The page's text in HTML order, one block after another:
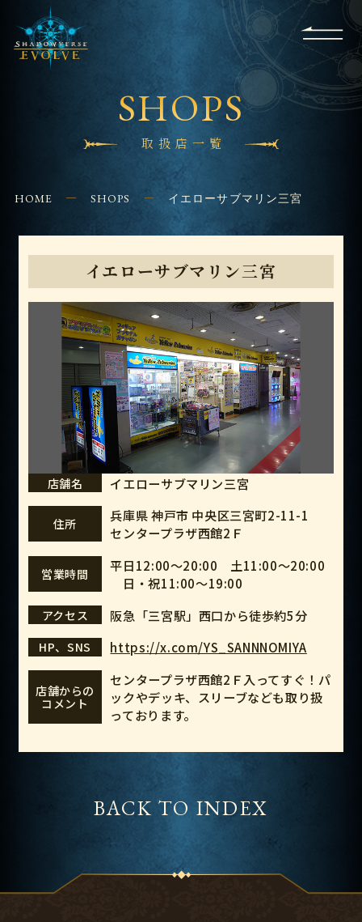
Q&A
BEGINNERS
APPLICATION
CONTACT
SHOPS
取扱店一覧
HOME SHOPS イエローサブマリン三宮
イエローサブマリン三宮
店舗名 イエローサブマリン三宮
住所
兵庫県 神戸市 中央区三宮町2-11-1
センタープラザ西館2Ｆ
営業時間
平日12:00～20:00 土11:00～20:00
日・祝11:00～19:00
アクセス 阪急「三宮駅」西口から徒歩約5分
HP、SNS https://x.com/YS_SANNNOMIYA
店舗からの
コメント
センタープラザ西館2Ｆ入ってすぐ！パ
ックやデッキ、スリーブなども取り扱
っております。
BACK TO INDEX